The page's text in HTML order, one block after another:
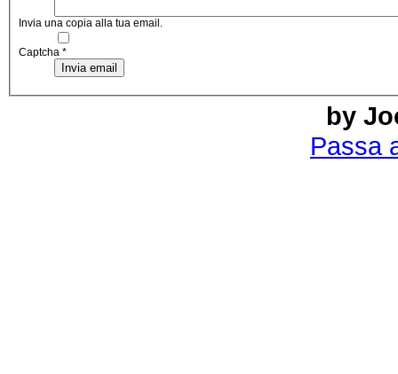
Invia una copia alla tua email.
Captcha *
Invia email
by
Passa